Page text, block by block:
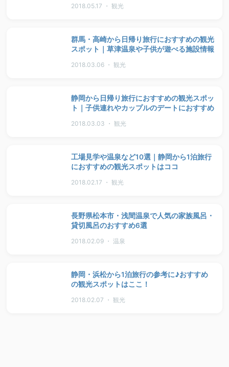
2018.05.17 ・ 観光
群馬・高崎から日帰り旅行におすすめの観光
スポット｜草津温泉や子供が遊べる施設情報
2018.03.06 ・ 観光
静岡から日帰り旅行におすすめの観光スポッ
ト｜子供連れやカップルのデートにおすすめ
2018.03.03 ・ 観光
工場見学や温泉など10選｜静岡から1泊旅行
におすすめの観光スポットはココ
2018.02.17 ・ 観光
長野県松本市・浅間温泉で人気の家族風呂・
貸切風呂のおすすめ6選
2018.02.09 ・ 温泉
静岡・浜松から1泊旅行の参考に♪おすすめ
の観光スポットはここ！
2018.02.07 ・ 観光